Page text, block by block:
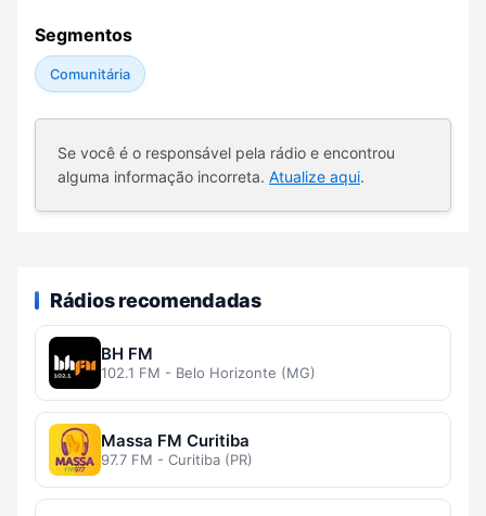
Segmentos
Comunitária
Se você é o responsável pela rádio e encontrou
alguma informação incorreta. Atualize aqui.
Rádios recomendadas
BH FM
102.1 FM - Belo Horizonte (MG)
Massa FM Curitiba
97.7 FM - Curitiba (PR)